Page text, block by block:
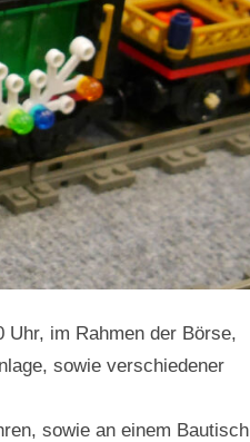
Uhr, im Rahmen der Börse,
sowie verschiedener
sowie an einem Bautisch